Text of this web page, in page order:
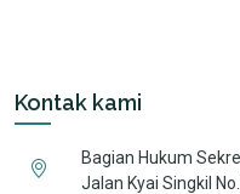
Kontak kami
Bagian Hukum
Jalan Kyai Singkil